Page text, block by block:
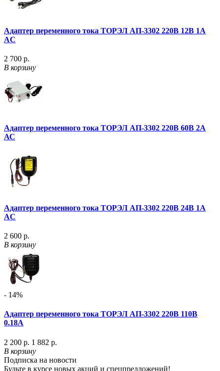
Адаптер переменного тока ТОРЭЛ АП-3302 220В 12B 1A
AC
2 700 р.
В корзину
Адаптер переменного тока ТОРЭЛ АП-3302 220В 60В 2А
АС
Адаптер переменного тока ТОРЭЛ АП-3302 220В 24B 1A
AC
2 600 р.
В корзину
- 14%
Адаптер переменного тока ТОРЭЛ АП-3302 220В 110B
0.18A
2 200 р. 1 882 р.
В корзину
Подписка на новости
Будьте в курсе новых акций и спецпредложений!